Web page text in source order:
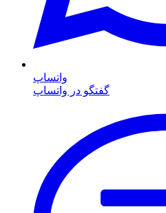
واتساپ
گفتگو در واتساپ